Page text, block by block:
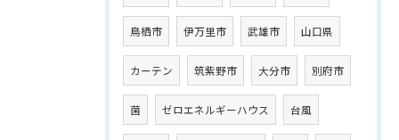
鳥栖市 伊万里市 武雄市 山口県
カーテン 筑紫野市 大分市 別府市
菌 ゼロエネルギーハウス 台風